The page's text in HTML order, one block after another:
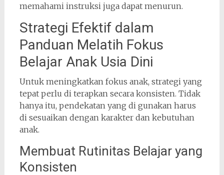
memahami instruksi juga dapat menurun.
Strategi Efektif dalam
Panduan Melatih Fokus
Belajar Anak Usia Dini
Untuk meningkatkan fokus anak, strategi yang
tepat perlu di terapkan secara konsisten. Tidak
hanya itu, pendekatan yang di gunakan harus
di sesuaikan dengan karakter dan kebutuhan
anak.
Membuat Rutinitas Belajar yang
Konsisten